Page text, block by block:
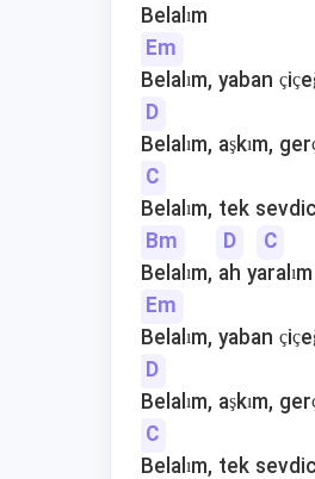
Belalım
Em
Belalım, yaban
D
Belalım, aşkım,
C
Belalım, tek
Bm
D
C
Belalım, ah yaralım
Em
Belalım, yaban
D
Belalım, aşkım,
C
Belalım, tek